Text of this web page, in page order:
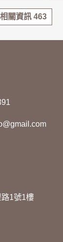
相關資訊 463
1號1樓